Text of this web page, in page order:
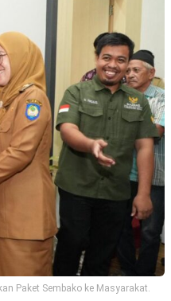
Paket Sembako ke Masyarakat.